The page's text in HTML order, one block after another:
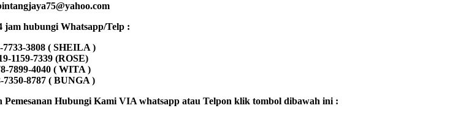
jam hubungi Whatsapp/Telp :
7733-3808 ( SHEILA )
1159-7339 (ROSE)
7899-4040 ( WITA )
7350-8787 ( BUNGA )
Hubungi Kami VIA whatsapp atau Telpon klik tombol dibawah ini :